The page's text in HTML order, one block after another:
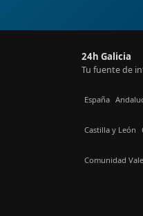
24h Galicia
Tu fuente de
España
Castilla y León
Comunidad